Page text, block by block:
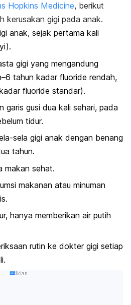
Hopkins Medicine, berikut
kerusakan gigi pada anak.
anak, sejak pertama kali
gigi yang mengandung
tahun kadar fluoride rendah,
fluoride standar).
garis gusi dua kali sehari, pada
tidur.
sela gigi anak dengan benang
tahun.
makan sehat.
makanan atau minuman
hanya memberikan air putih
rutin ke dokter gigi setiap
Iklan